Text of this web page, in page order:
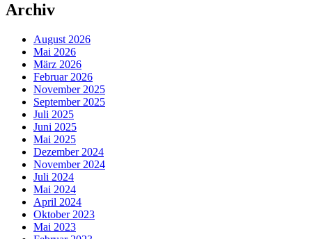
Archiv
August 2026
Mai 2026
März 2026
Februar 2026
November 2025
September 2025
Juli 2025
Juni 2025
Mai 2025
Dezember 2024
November 2024
Juli 2024
Mai 2024
April 2024
Oktober 2023
Mai 2023